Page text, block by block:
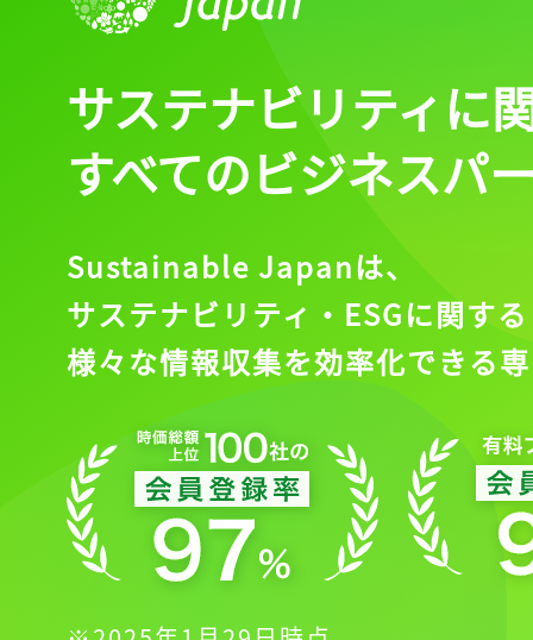
サステナビリティに
すべてのビジネスパ
Sustainable Japanは、
サステナビリティ・ESGに関する
様々な情報収集を効率化できる